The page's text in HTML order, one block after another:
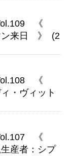
《
ン来日 》 (2
《
・ヴィット
《
産者：シプ